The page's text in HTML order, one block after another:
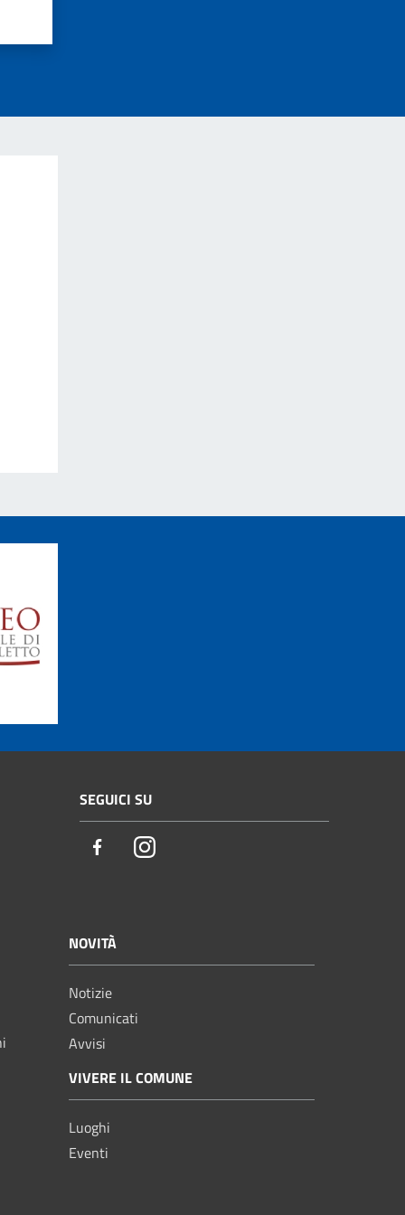
SEGUICI SU
FacebookInstagram
NOVITÀ
Notizie
Comunicati
Avvisi
VIVERE IL COMUNE
Luoghi
Eventi